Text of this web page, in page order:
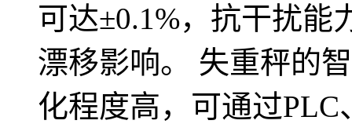
可达±0.1%，抗干扰能
漂移影响。 失重秤的
化程度高，可通过